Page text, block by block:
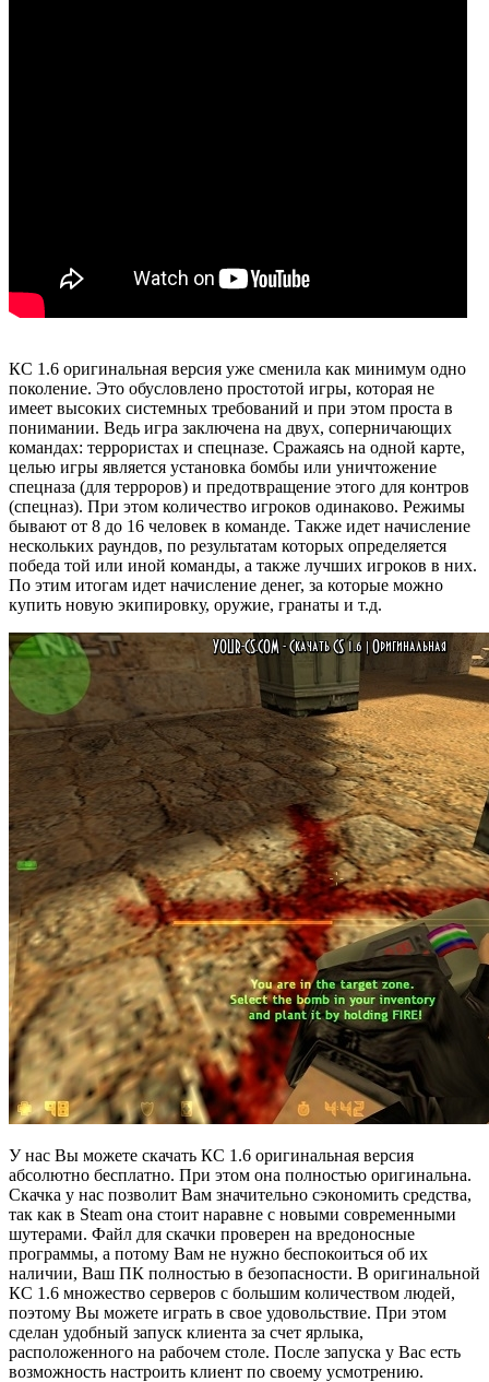
КС 1.6 оригинальная версия уже сменила как минимум одно
поколение. Это обусловлено простотой игры, которая не
имеет высоких системных требований и при этом проста в
понимании. Ведь игра заключена на двух, соперничающих
командах: террористах и спецназе. Сражаясь на одной карте,
целью игры является установка бомбы или уничтожение
спецназа (для терроров) и предотвращение этого для контров
(спецназ). При этом количество игроков одинаково. Режимы
бывают от 8 до 16 человек в команде. Также идет начисление
нескольких раундов, по результатам которых определяется
победа той или иной команды, а также лучших игроков в них.
По этим итогам идет начисление денег, за которые можно
купить новую экипировку, оружие, гранаты и т.д.
У нас Вы можете скачать КС 1.6 оригинальная версия
абсолютно бесплатно. При этом она полностью оригинальна.
Скачка у нас позволит Вам значительно сэкономить средства,
так как в Steam она стоит наравне с новыми современными
шутерами. Файл для скачки проверен на вредоносные
программы, а потому Вам не нужно беспокоиться об их
наличии, Ваш ПК полностью в безопасности. В оригинальной
КС 1.6 множество серверов с большим количеством людей,
поэтому Вы можете играть в свое удовольствие. При этом
сделан удобный запуск клиента за счет ярлыка,
расположенного на рабочем столе. После запуска у Вас есть
возможность настроить клиент по своему усмотрению.